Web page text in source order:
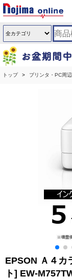
トップ プリンタ・PC周
EPSON Ａ４カ
ト] EW-